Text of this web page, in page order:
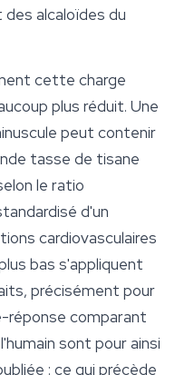
alcaloïdes du
cette charge
plus réduit. Une
peut contenir
tasse de tisane
le ratio
d'un
cardiovasculaires
bas s'appliquent
précisément pour
réponse comparant
sont pour ainsi
: ce qui précède